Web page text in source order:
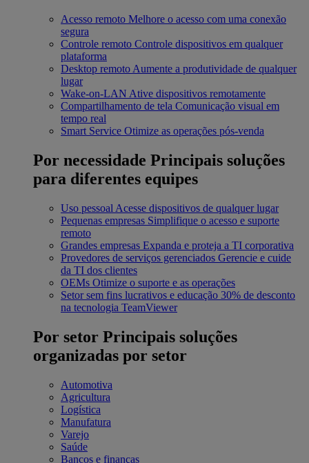
Acesso remoto Melhore o acesso com uma conexão
segura
Controle remoto Controle dispositivos em qualquer
plataforma
Desktop remoto Aumente a produtividade de qualquer
lugar
Wake-on-LAN Ative dispositivos remotamente
Compartilhamento de tela Comunicação visual em
tempo real
Smart Service Otimize as operações pós-venda
Por necessidade Principais soluções
para diferentes equipes
Uso pessoal Acesse dispositivos de qualquer lugar
Pequenas empresas Simplifique o acesso e suporte
remoto
Grandes empresas Expanda e proteja a TI corporativa
Provedores de serviços gerenciados Gerencie e cuide
da TI dos clientes
OEMs Otimize o suporte e as operações
Setor sem fins lucrativos e educação 30% de desconto
na tecnologia TeamViewer
Por setor Principais soluções
organizadas por setor
Automotiva
Agricultura
Logística
Manufatura
Varejo
Saúde
Bancos e finanças